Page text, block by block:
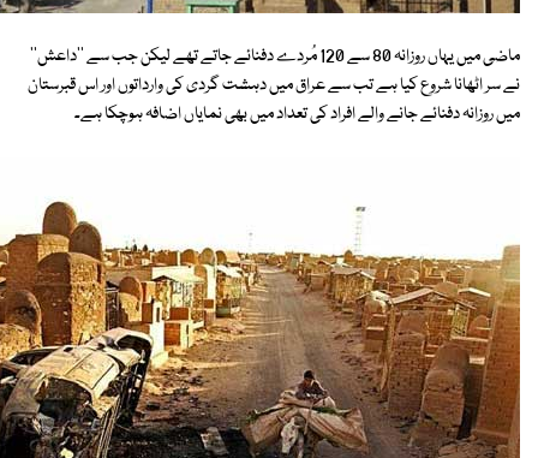
ماضی میں یہاں روزانہ 80 سے 120 مُردے دفنائے جاتے تھے لیکن جب سے ''داعش''
نے سر اٹھانا شروع کیا ہے تب سے عراق میں دہشت گردی کی وارداتوں اور اس قبرستان
میں روزانہ دفنائے جانے والے افراد کی تعداد میں بھی نمایاں اضافہ ہوچکا ہے۔